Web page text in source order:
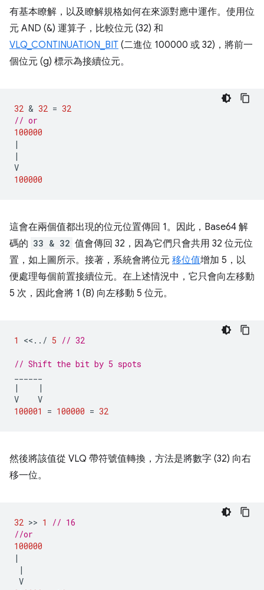
有基本瞭解，以及瞭解規格如何在來源對應中運作。使用位
元 AND (&) 運算子，比較位元 (32) 和
VLQ_CONTINUATION_BIT (二進位 100000 或 32)，將前一
個位元 (g) 標示為接續位元。
32 & 32 = 32
// or
100000
|
|
V
100000
這會在兩個值都出現的位元位置傳回 1。因此，Base64 解
碼的 33 & 32 值會傳回 32，因為它們只會共用 32 位元位
置，如上圖所示。接著，系統會將位元 移位值增加 5，以
便處理每個前置接續位元。在上述情況中，它只會向左移動
5 次，因此會將 1 (B) 向左移動 5 位元。
1 << .. / 5 // 32
// Shift the bit by 5 spots
|
|
V
V
100001
= 100000 = 32
然後將該值從 VLQ 帶符號值轉換，方法是將數字 (32) 向右
移一位。
32 >> 1
// 16
//or
100000
|
|
V